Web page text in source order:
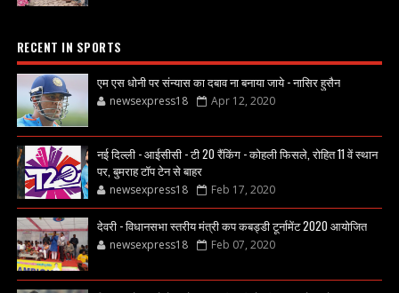
RECENT IN SPORTS
एम एस धोनी पर संन्यास का दबाव ना बनाया जाये - नासिर हुसैन
newsexpress18 Apr 12, 2020
नई दिल्ली - आईसीसी - टी 20 रैंकिंग - कोहली फिसले, रोहित 11 वें स्थान
पर, बुमराह टॉप टेन से बाहर
newsexpress18 Feb 17, 2020
देवरी - विधानसभा स्तरीय मंत्री कप कबड्डी टूर्नामेंट 2020 आयोजित
newsexpress18 Feb 07, 2020